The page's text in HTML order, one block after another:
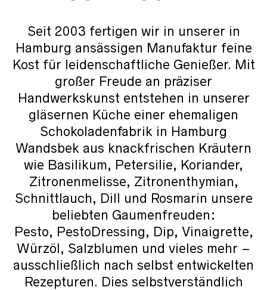
Seit 2003 fertigen wir in unserer in
Hamburg ansässigen Manufaktur feine
Kost für leidenschaftliche Genießer. Mit
großer Freude an präziser
Handwerkskunst entstehen in unserer
gläsernen Küche einer ehemaligen
Schokoladenfabrik in Hamburg
Wandsbek aus knackfrischen Kräutern
wie Basilikum, Petersilie, Koriander,
Zitronenmelisse, Zitronenthymian,
Schnittlauch, Dill und Rosmarin unsere
beliebten Gaumenfreuden:
Pesto, PestoDressing, Dip, Vinaigrette,
Würzöl, Salzblumen und vieles mehr –
ausschließlich nach selbst entwickelten
Rezepturen. Dies selbstverständlich